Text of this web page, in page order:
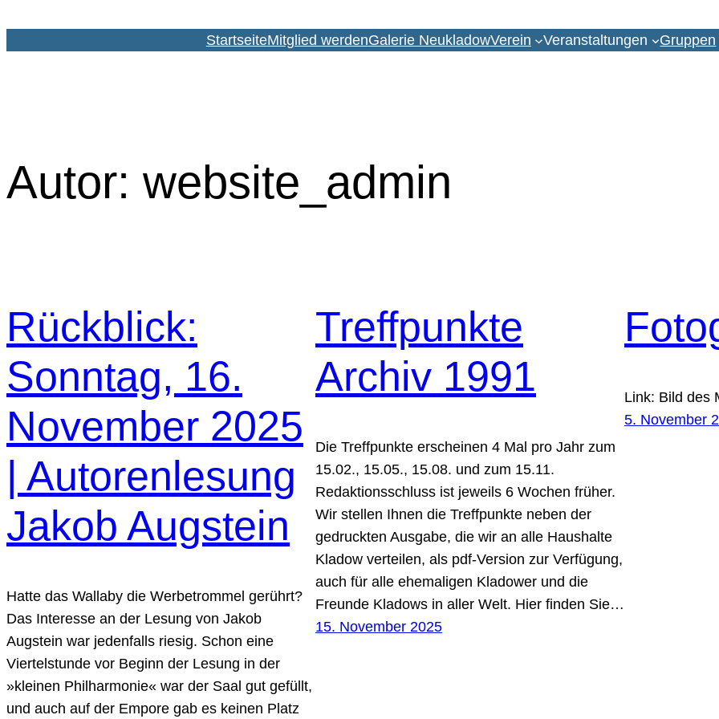
StartseiteMitglied werdenGalerie NeukladowVerein Veranstaltungen Gruppen
Autor: website_admin
Rückblick:
Sonntag, 16.
November 2025
| Autorenlesung
Jakob Augstein
Hatte das Wallaby die Werbetrommel gerührt?
Das Interesse an der Lesung von Jakob
Augstein war jedenfalls riesig. Schon eine
Viertelstunde vor Beginn der Lesung in der
»kleinen Philharmonie« war der Saal gut gefüllt,
und auch auf der Empore gab es keinen Platz
Treffpunkte
Archiv 1991
Die Treffpunkte erscheinen 4 Mal pro Jahr zum
15.02., 15.05., 15.08. und zum 15.11.
Redaktionsschluss ist jeweils 6 Wochen früher.
Wir stellen Ihnen die Treffpunkte neben der
gedruckten Ausgabe, die wir an alle Haushalte
Kladow verteilen, als pdf-Version zur Verfügung,
auch für alle ehemaligen Kladower und die
Freunde Kladows in aller Welt. Hier finden Sie…
15. November 2025
Link: Bild des
5. November